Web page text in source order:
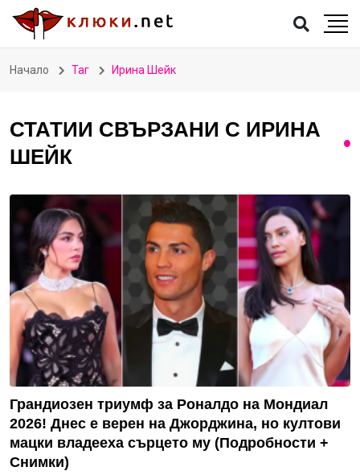
Начало Таг Ирина Шейк
СТАТИИ СВЪРЗАНИ С ИРИНА
ШЕЙК
Грандиозен триумф за Роналдо на Мондиал
2026! Днес е верен на Джорджина, но култови
мацки владееха сърцето му (Подробности +
Снимки)